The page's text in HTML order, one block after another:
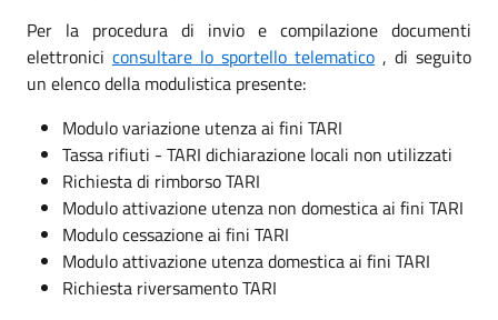
Per la procedura di invio e compilazione documenti
elettronici consultare lo sportello telematico , di seguito
un elenco della modulistica presente:
Modulo variazione utenza ai fini TARI
Tassa rifiuti - TARI dichiarazione locali non utilizzati
Richiesta di rimborso TARI
Modulo attivazione utenza non domestica ai fini TARI
Modulo cessazione ai fini TARI
Modulo attivazione utenza domestica ai fini TARI
Richiesta riversamento TARI